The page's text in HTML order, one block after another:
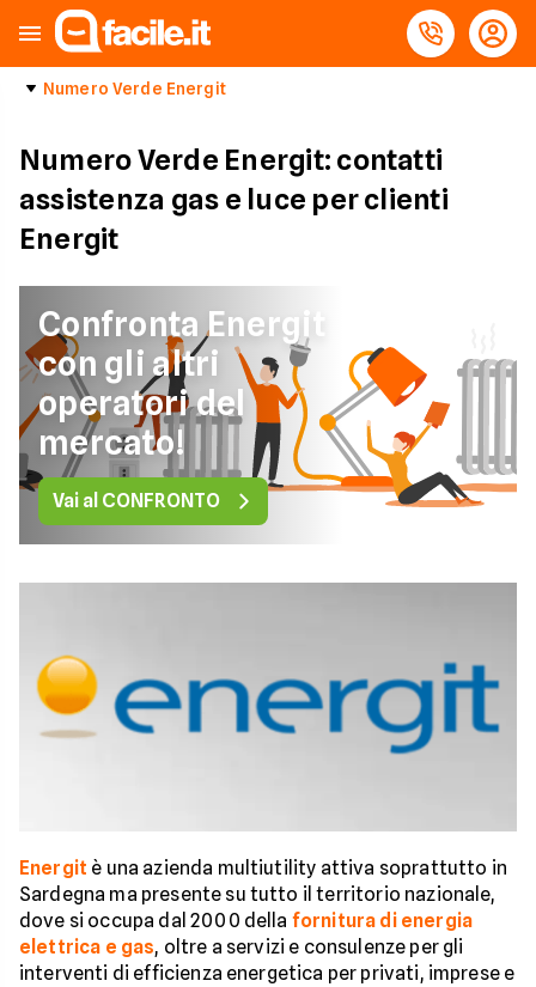
Numero Verde Energit
Numero Verde Energit: contatti
assistenza gas e luce per clienti
Energit
Confronta Energit
con gli altri
operatori del
mercato!
Vai al CONFRONTO
Energit è una azienda multiutility attiva soprattutto in
Sardegna ma presente su tutto il territorio nazionale,
dove si occupa dal 2000 della fornitura di energia
elettrica e gas, oltre a servizi e consulenze per gli
interventi di efficienza energetica per privati, imprese e